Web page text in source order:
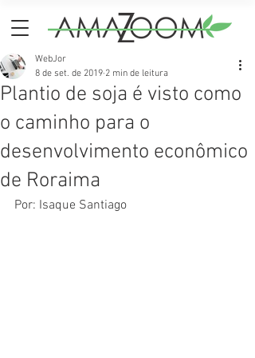
Plantio de soja é visto como
o caminho para o
desenvolvimento econômico
de Roraima
WebJor
8 de set. de 2019 2 min de leitura
Por: Isaque Santiago